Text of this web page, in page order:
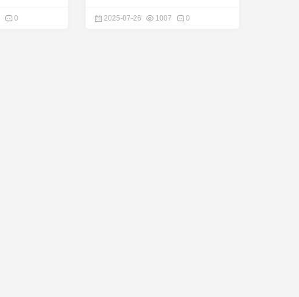
0 2025-07-26 1007 0